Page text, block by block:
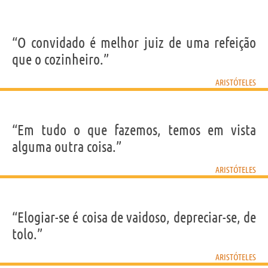
IDENTIKIT E DADOS PESSOAIS
Sobrenome
Aristóteles
Nascido 384 a.C. em Stagira
Nacionalidade Grega
Frases, citações e aforismos de Aristóteles
156 EM PORTUGUÊS
Personagens relacionados porPROFISSÃO CONTEÚDOS
“O convidado é melhor juiz de uma refeição
que o cozinheiro.”
ARISTÓTELES
“Em tudo o que fazemos, temos em vista
alguma outra coisa.”
ARISTÓTELES
“Elogiar-se é coisa de vaidoso, depreciar-se, de
tolo.”
ARISTÓTELES